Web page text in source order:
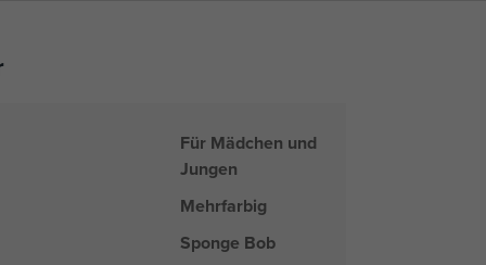
Für Mädchen und
Jungen
Mehrfarbig
Sponge Bob